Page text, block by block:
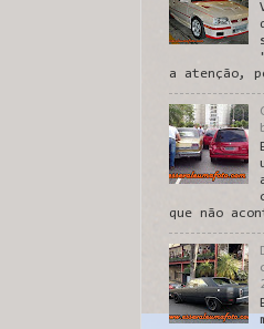
a atenção,
que não